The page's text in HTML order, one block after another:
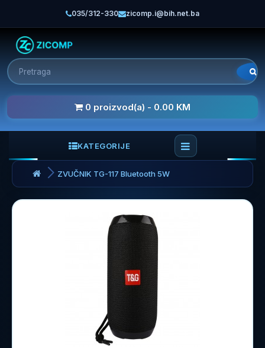
035/312-330 zicomp.i@bih.net.ba
0 proizvod(a) - 0.00 KM
KATEGORIJE
ZVUČNIK TG-117 Bluetooth 5W